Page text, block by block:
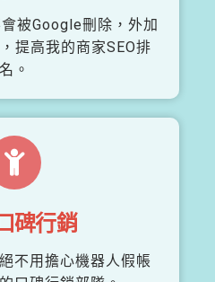
被Google刪除，外加
提高我的商家SEO排
名。
碑行銷
不用擔心機器人假帳